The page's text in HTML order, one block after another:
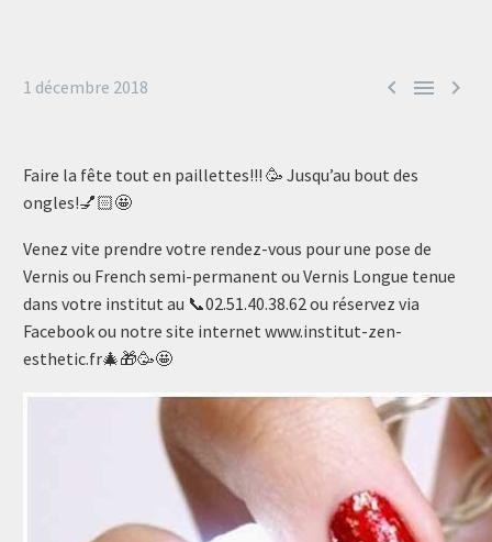
  
1 décembre 2018
Faire la fête tout en paillettes!!! 🥳 Jusqu’au bout des
ongles!💅🏻🤩
Venez vite prendre votre rendez-vous pour une pose de
Vernis ou French semi-permanent ou Vernis Longue tenue
dans votre institut au 📞02.51.40.38.62 ou réservez via
Facebook ou notre site internet www.institut-zen-
esthetic.fr🎄🎁🥳🤩